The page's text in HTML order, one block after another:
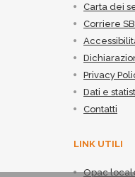
Carta dei
Corriere
Privacy
Dati e
Contatti
LINK UTILI
Opac